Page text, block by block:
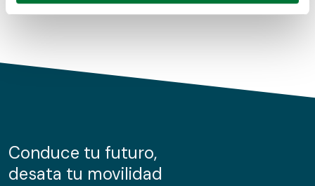
Obtenga más información sobre cómo se procesan sus
de cookies.
información sobre el uso que haga del sitio web con
nuestros partners de redes sociales, publicidad y análisis
Conduce tu futuro,
desata tu movilidad